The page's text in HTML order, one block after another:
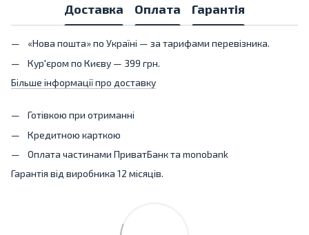
Доставка Оплата Гарантія
«Нова пошта» по Україні — за тарифами перевізника.
Кур'єром по Києву — 399 грн.
Більше інформації про доставку
Готівкою при отриманні
Кредитною карткою
Оплата частинами ПриватБанк та monobank
Гарантія від виробника 12 місяців.